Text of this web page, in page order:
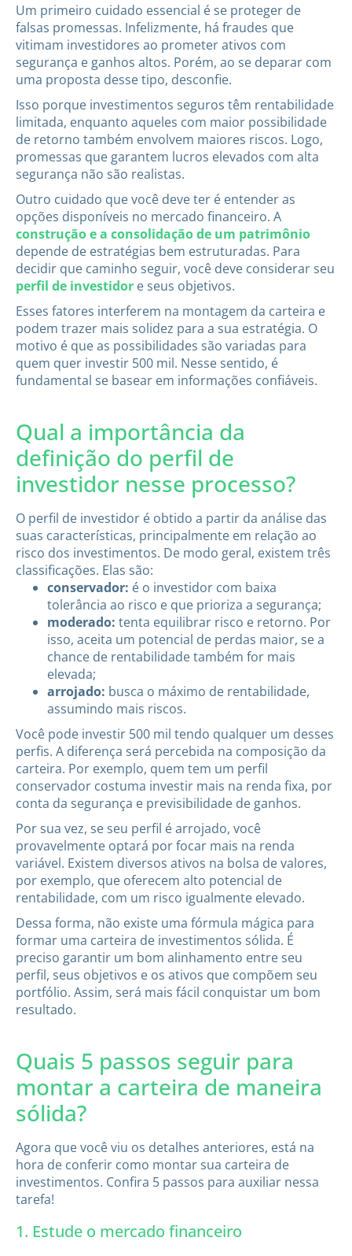
Um primeiro cuidado essencial é se proteger de
falsas promessas. Infelizmente, há fraudes que
vitimam investidores ao prometer ativos com
segurança e ganhos altos. Porém, ao se deparar com
uma proposta desse tipo, desconfie.
Isso porque investimentos seguros têm rentabilidade
limitada, enquanto aqueles com maior possibilidade
de retorno também envolvem maiores riscos. Logo,
promessas que garantem lucros elevados com alta
segurança não são realistas.
Outro cuidado que você deve ter é entender as
opções disponíveis no mercado financeiro. A
construção e a consolidação de um patrimônio
depende de estratégias bem estruturadas. Para
decidir que caminho seguir, você deve considerar seu
perfil de investidor e seus objetivos.
Esses fatores interferem na montagem da carteira e
podem trazer mais solidez para a sua estratégia. O
motivo é que as possibilidades são variadas para
quem quer investir 500 mil. Nesse sentido, é
fundamental se basear em informações confiáveis.
Qual a importância da
definição do perfil de
investidor nesse processo?
O perfil de investidor é obtido a partir da análise das
suas características, principalmente em relação ao
risco dos investimentos. De modo geral, existem três
classificações. Elas são:
conservador: é o investidor com baixa
tolerância ao risco e que prioriza a segurança;
moderado: tenta equilibrar risco e retorno. Por
isso, aceita um potencial de perdas maior, se a
chance de rentabilidade também for mais
elevada;
arrojado: busca o máximo de rentabilidade,
assumindo mais riscos.
Você pode investir 500 mil tendo qualquer um desses
perfis. A diferença será percebida na composição da
carteira. Por exemplo, quem tem um perfil
conservador costuma investir mais na renda fixa, por
conta da segurança e previsibilidade de ganhos.
Por sua vez, se seu perfil é arrojado, você
provavelmente optará por focar mais na renda
variável. Existem diversos ativos na bolsa de valores,
por exemplo, que oferecem alto potencial de
rentabilidade, com um risco igualmente elevado.
Dessa forma, não existe uma fórmula mágica para
formar uma carteira de investimentos sólida. É
preciso garantir um bom alinhamento entre seu
perfil, seus objetivos e os ativos que compõem seu
portfólio. Assim, será mais fácil conquistar um bom
resultado.
Quais 5 passos seguir para
montar a carteira de maneira
sólida?
Agora que você viu os detalhes anteriores, está na
hora de conferir como montar sua carteira de
investimentos. Confira 5 passos para auxiliar nessa
tarefa!
1. Estude o mercado financeiro